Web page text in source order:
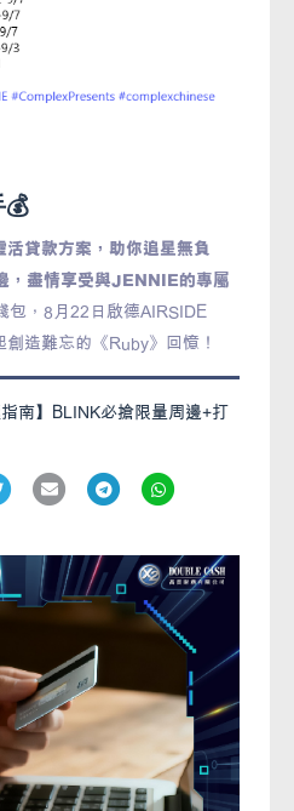
💰
活貸款方案，助你追星無負
，盡情享受與JENNIE的專屬
包，8月22日啟德AIRSIDE
造難忘的《Ruby》回憶！
南】BLINK必搶限量周邊+打